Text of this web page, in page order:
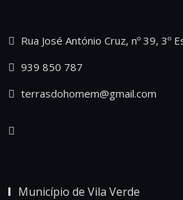
Rua José António Cruz, nº 39, 3º
939 850 787
terrasdohomem@gmail.com
Município de Vila Verde